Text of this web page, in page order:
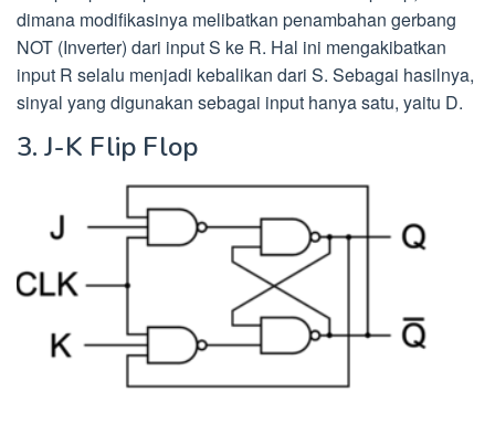
dimana modifikasinya melibatkan penambahan gerbang
NOT (Inverter) dari input S ke R. Hal ini mengakibatkan
input R selalu menjadi kebalikan dari S. Sebagai hasilnya,
sinyal yang digunakan sebagai input hanya satu, yaitu D.
3. J-K Flip Flop